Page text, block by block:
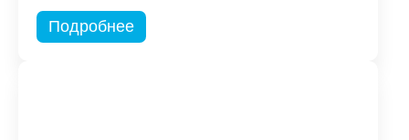
Подробнее